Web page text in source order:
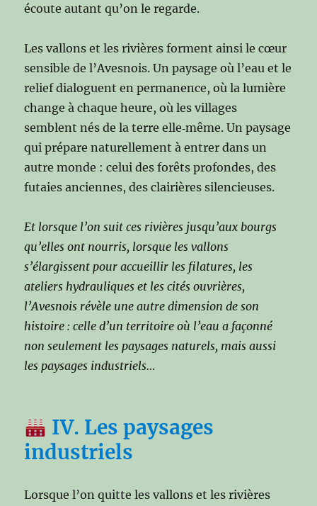
écoute autant qu’on le regarde.
Les vallons et les rivières forment ainsi le cœur
sensible de l’Avesnois. Un paysage où l’eau et le
relief dialoguent en permanence, où la lumière
change à chaque heure, où les villages
semblent nés de la terre elle‑même. Un paysage
qui prépare naturellement à entrer dans un
autre monde : celui des forêts profondes, des
futaies anciennes, des clairières silencieuses.
Et lorsque l’on suit ces rivières jusqu’aux bourgs
qu’elles ont nourris, lorsque les vallons
s’élargissent pour accueillir les filatures, les
ateliers hydrauliques et les cités ouvrières,
l’Avesnois révèle une autre dimension de son
histoire : celle d’un territoire où l’eau a façonné
non seulement les paysages naturels, mais aussi
les paysages industriels…
IV. Les paysages
industriels
Lorsque l’on quitte les vallons et les rivières